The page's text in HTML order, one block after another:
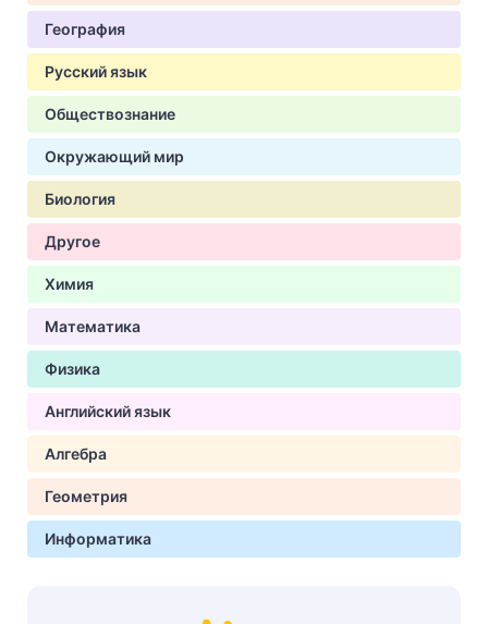
География
Русский язык
Обществознание
Окружающий мир
Биология
Другое
Химия
Математика
Физика
Английский язык
Алгебра
Геометрия
Информатика